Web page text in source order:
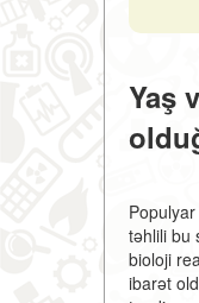
Yaş
təhlili bu
bioloji
ibarət